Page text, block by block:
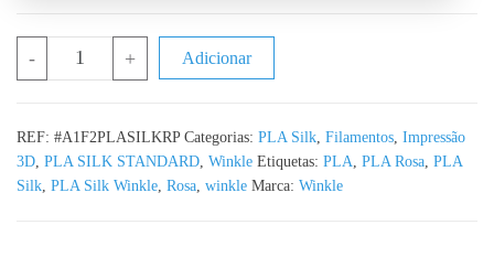
- + Adicionar
REF: #A1F2PLASILKRP Categorias: PLA Silk Filamentos Impressão
3D PLA SILK STANDARD Winkle Etiquetas: PLA PLA Rosa PLA
Silk PLA Silk Winkle Rosa winkle Marca: Winkle